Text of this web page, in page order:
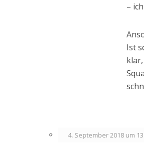
–
Ist
4. September 2018 um